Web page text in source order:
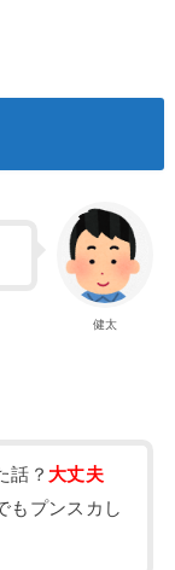
健太
話？ 大丈夫
もプンスカし